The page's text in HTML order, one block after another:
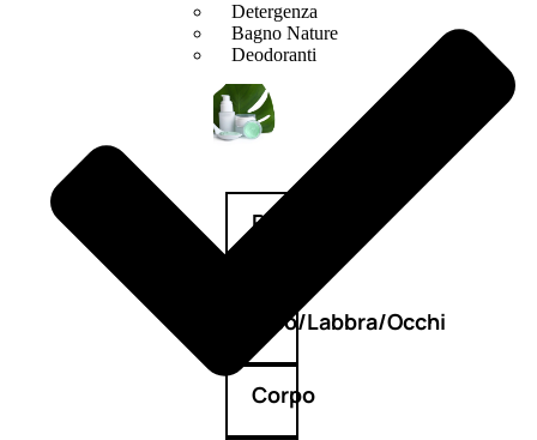
Detergenza
Bagno Nature
Deodoranti
Profumi
Viso/Labbra/Occhi
Corpo